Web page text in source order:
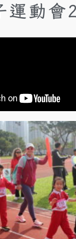
運動會